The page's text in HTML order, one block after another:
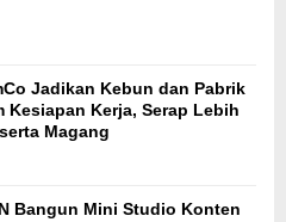
Jadikan Kebun dan Pabrik
Kesiapan Kerja, Serap Lebih
Magang
Bangun Mini Studio Konten